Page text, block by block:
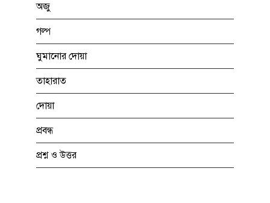
অজু
গল্প
ঘুমানোর দোয়া
তাহারাত
দোয়া
প্রবন্ধ
প্রশ্ন ও উত্তর